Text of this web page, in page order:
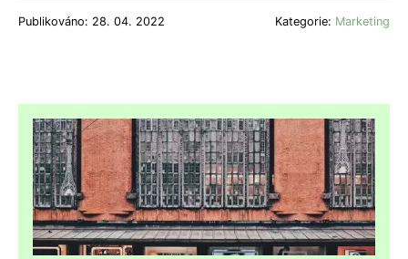
Publikováno: 28. 04. 2022 Kategorie: Marketing